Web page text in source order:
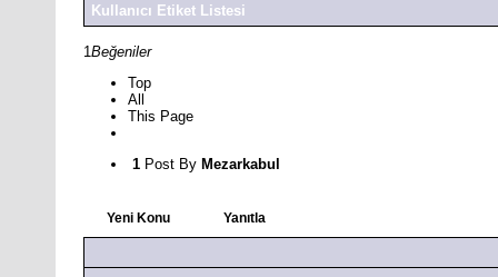
Kullanıcı Etiket Listesi
1Beğeniler
Top
All
This Page
1 Post By Mezarkabul
Yeni Konu Yanıtla